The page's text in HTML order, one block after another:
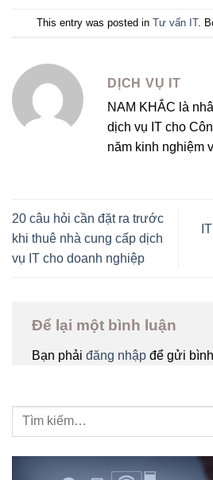
This entry was posted in Tư vấn IT.
DỊCH VỤ IT
NAM KHẮC là
dịch vụ IT cho
năm kinh nghiệm
20 câu hỏi cần đặt ra trước
khi thuê nhà cung cấp dịch
vụ IT cho doanh nghiệp
Để lại một bình luận
Bạn phải đăng nhập để gửi